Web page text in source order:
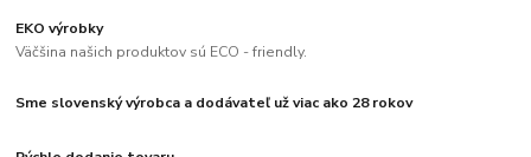
EKO výrobky
Väčšina našich produktov sú ECO - friendly.
Sme slovenský výrobca a dodávateľ už viac ako 28 rokov